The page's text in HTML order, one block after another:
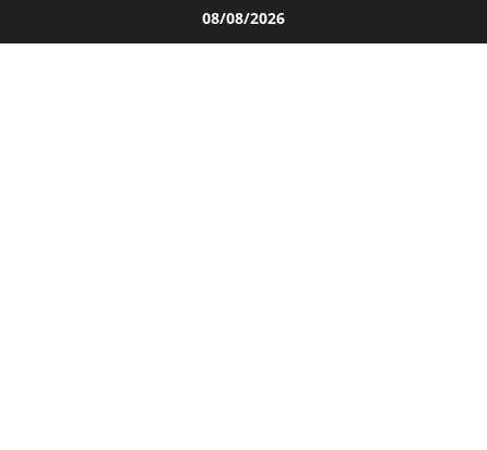
al
08/08/2026